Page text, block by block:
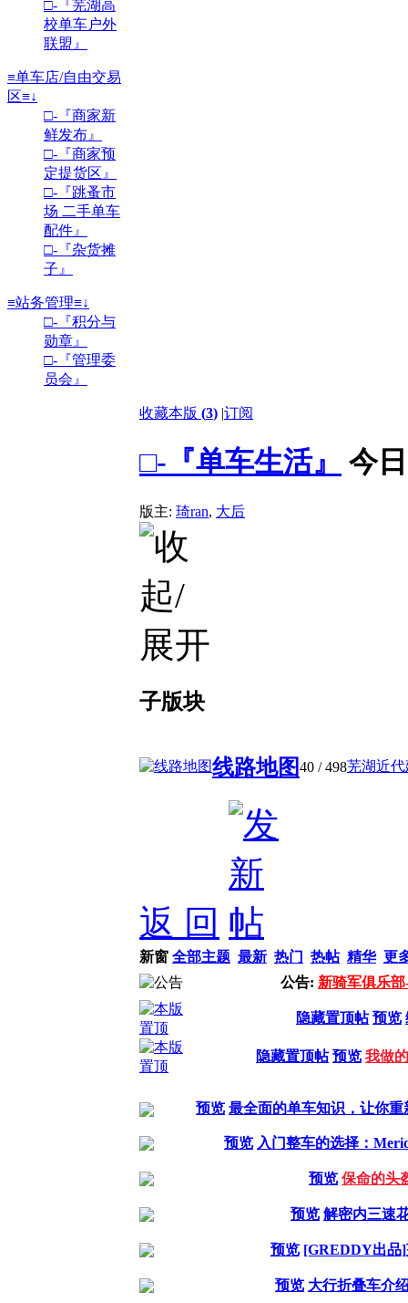
□-『芜湖高
校单车户外
联盟』
≡单车店/自由交易
区≡↓
□-『商家新
鲜发布』
□-『商家预
定提货区』
□-『跳蚤市
场 二手单车
配件』
□-『杂货摊
子』
≡站务管理≡↓
□-『积分与
勋章』
□-『管理委
员会』
收藏本版 (3) |订阅
□-『单车生活』 今
版主: 琦ran, 大后
子版块
线路地图 40 / 498芜湖近
返 回
新窗 全部主题 最新 热门 热帖 精华 更
公告: 新骑军俱乐部
隐藏置顶帖 预览
隐藏置顶帖 预览 我做
预览 最全面的单车知识，让你
预览 入门整车的选择：
预览 保命的头
预览 解密内三速
预览 [GREDDY出品
预览 大行折叠车介